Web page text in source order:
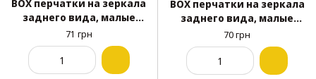
BOX перчатки на зеркала
заднего вида, малые
чёрно-серебро "Nike" -
"Adidas"
71 грн
BOX перчатки на зеркала
заднего вида, малые
чёрно-чёрные "Nike" -
"Adidas"
70 грн